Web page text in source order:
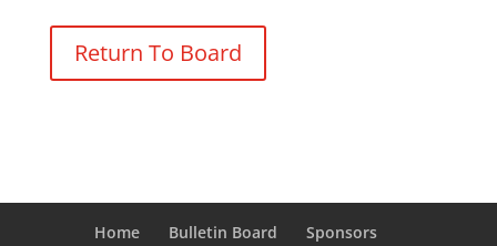
Return To Board
Home Bulletin Board Sponsors